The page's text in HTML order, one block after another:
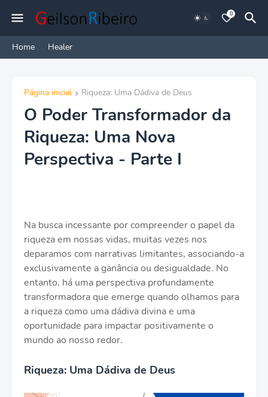
0
Home Healer
Página inicial Riqueza: Uma Dádiva de Deus
O Poder Transformador da
Riqueza: Uma Nova
Perspectiva - Parte I
Na busca incessante por compreender o papel da
riqueza em nossas vidas, muitas vezes nos
deparamos com narrativas limitantes, associando-a
exclusivamente a ganância ou desigualdade. No
entanto, há uma perspectiva profundamente
transformadora que emerge quando olhamos para
a riqueza como uma dádiva divina e uma
oportunidade para impactar positivamente o
mundo ao nosso redor.
Riqueza: Uma Dádiva de Deus